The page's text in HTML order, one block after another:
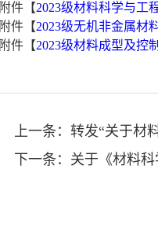
附件【2023级材料科学与工
附件【2023级无机非金属材
附件【2023级材料成型及控
上一条： 转发“关于材
下一条： 关于《材料